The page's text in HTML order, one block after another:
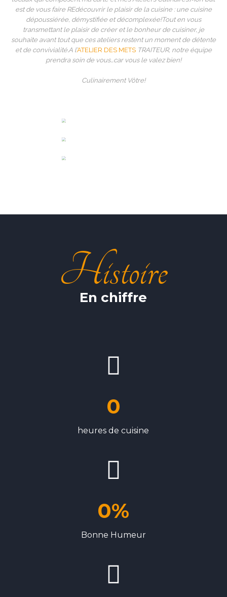
est de vous faire REdécouvrir le plaisir de la cuisine : une cuisine
dépoussiérée, démystifiée et décomplexée!Tout en vous
transmettant le plaisir de créer et le bonheur de cuisiner, je
souhaite avant tout que ces ateliers restent un moment de détente
et de convivialité. A l’ATELIER DES METSTRAITEUR, notre équipe
prendra soin de vous…car vous le valez bien!
Culinairement Vôtre!
Histoire
En chiffre
0
heures de cuisine
0%
Bonne Humeur